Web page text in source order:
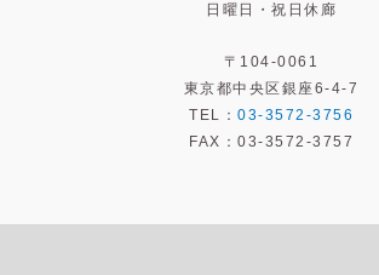
日曜日・祝日休廊
〒104-0061
東京都中央区銀座6-4-7
TEL： 03-3572-3756
FAX：03-3572-3757